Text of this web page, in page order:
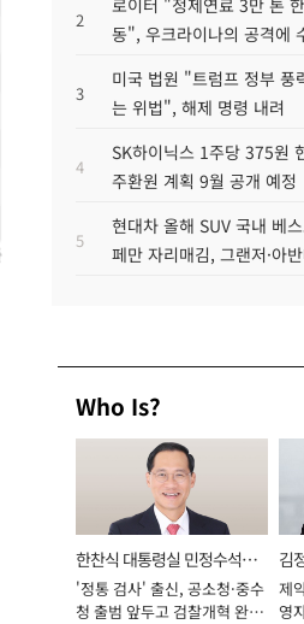
2
로이터 "정제연료 3만 톤
동", 우크라이나의 공격에
3
미국 법원 "트럼프 정부 풍
는 위법", 해제 명령 내려
4
SK하이닉스 1주당 375원
주환원 계획 9월 공개 예정
5
현대차 올해 SUV 국내 베
페만 자리매김, 그랜저·아
Who Is?
한찬식 대통령실 민정수석비
서관
'정통 검사' 출신, 공소청·중수
청 출범 앞두고 검찰개혁 완수
김
표
제
영